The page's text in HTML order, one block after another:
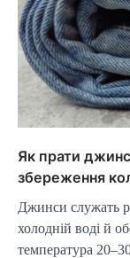
Як прати
збереження
Джинси служать
холодній воді й
температура